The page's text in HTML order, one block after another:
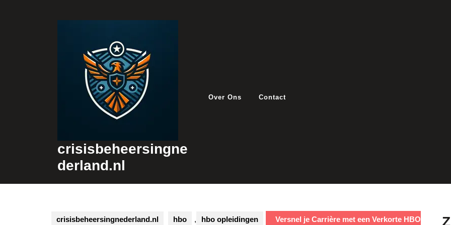
crisisbeheersingne
derland.nl
Over Ons Contact
crisisbeheersingnederland.nl hbo , hbo opleidingen Versnel je Carrière met een Verkorte HBO